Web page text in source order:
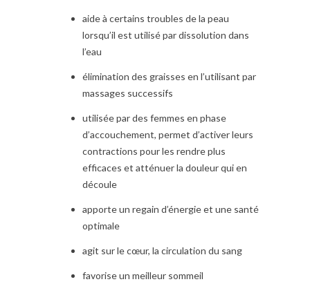
aide à certains troubles de la peau
lorsqu’il est utilisé par dissolution dans
l’eau
élimination des graisses en l’utilisant par
massages successifs
utilisée par des femmes en phase
d’accouchement, permet d’activer leurs
contractions pour les rendre plus
efficaces et atténuer la douleur qui en
découle
apporte un regain d’énergie et une santé
optimale
agit sur le cœur, la circulation du sang
favorise un meilleur sommeil